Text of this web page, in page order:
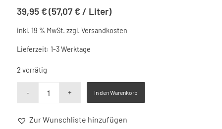
39,95 €(57,07 € / Liter)
inkl. 19 % MwSt. zzgl. Versandkosten
Lieferzeit: 1-3 Werktage
2 vorrätig
In den Warenkorb
Zur Wunschliste hinzufügen